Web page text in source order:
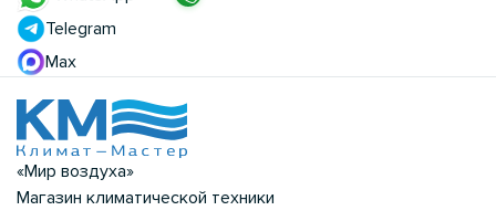
Telegram
Max
«Мир воздуха»
Магазин климатической техники